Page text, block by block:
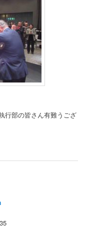
行部の皆さん有難うござ